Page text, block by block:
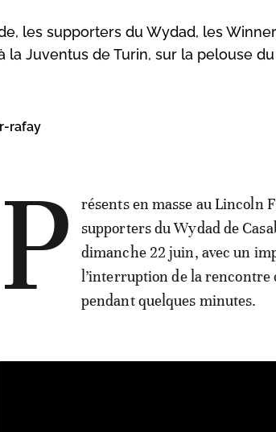
les supporters du Wydad, les
Juventus de Turin, sur la pelouse
rafay
P
résents en masse au Lincoln
supporters du Wydad de
dimanche 22 juin, avec un
l’interruption de la rencontre
pendant quelques minutes.